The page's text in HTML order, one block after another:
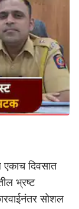
एकाच दिवसात
भ्रष्ट
सोशल